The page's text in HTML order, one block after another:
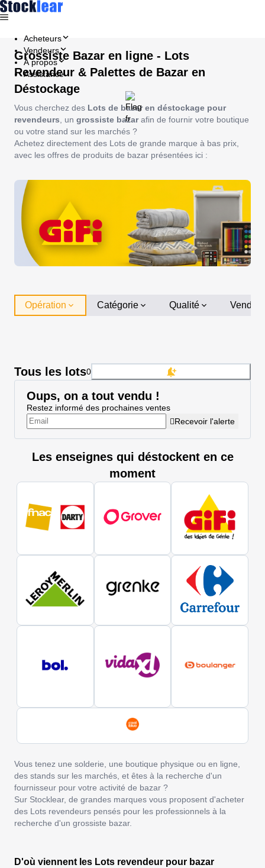
Acheteurs
Vendeurs
À propos
Assistance
Grossiste Bazar en ligne - Lots
Revendeur & Palettes de Bazar en
Déstockage
Vous cherchez des Lots de bazar en déstockage pour
revendeurs , un grossiste bazarafin de fournir votre boutique
ou votre stand sur les marchés ?
Achetez directement des Lots de grande marque à bas prix,
avec les offres de produits de bazar présentées ici :
Opération Catégorie Qualité Vendeur
Tous les lots0
Oups, on a tout vendu !
Restez informé des prochaines ventes
Recevoir l'alerte
Les enseignes qui déstockent en ce
moment
Vous tenez une solderie, une boutique physique ou en ligne,
des stands sur les marchés, et êtes à la recherche d'un
fournisseur pour votre activité de bazar ?
Sur Stocklear, de grandes marques vous proposent d'acheter
des Lots revendeurs pensés pour les professionnels à la
recherche d'un grossiste bazar.
D'où viennent les Lots revendeur pour bazar